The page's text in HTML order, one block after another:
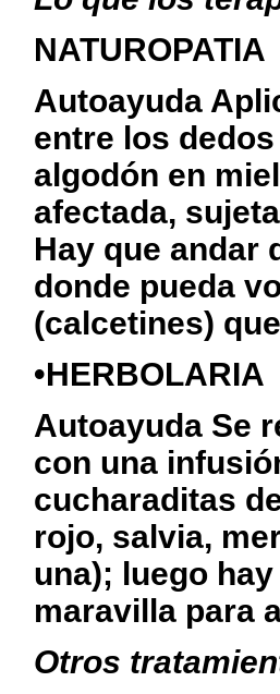
NATUROPATIA
Autoayuda
entre los
algodón en
afectada,
Hay que andar
donde pueda
(calcetines)
•HERBOLARIA
Autoayuda Se
con una
cucharaditas
rojo, salvia,
una); luego
maravilla para
Otros